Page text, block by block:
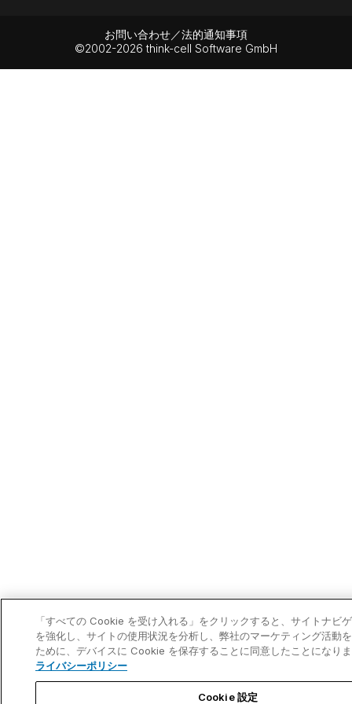
©2002-2026 think-cell Software GmbH
お問い合わせ／法的通知事項
「すべての Cookie を受け入れる」をクリックすると、サイトナビ
を強化し、サイトの使用状況を分析し、弊社のマーケティング活動
ために、デバイスに Cookie を保存することに同意したことになり
ライバシーポリシー
Cookie 設定